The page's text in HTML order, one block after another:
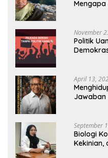
Mengapa
November
Politik
April 13,
Jawaban
September
Biologi
Kekinian,